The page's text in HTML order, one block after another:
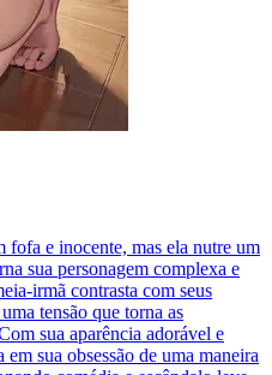
fofa e inocente, mas ela nutre um
sua personagem complexa e
irmã contrasta com seus
tensão que torna as
sua aparência adorável e
sua obsessão de uma maneira